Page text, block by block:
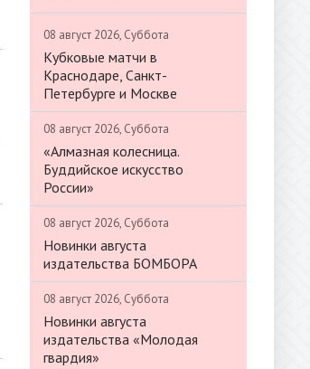
08 август 2026, Суббота
Кубковые матчи в
Краснодаре, Санкт-
Петербурге и Москве
08 август 2026, Суббота
«Алмазная колесница.
Буддийское искусство
России»
08 август 2026, Суббота
Новинки августа
издательства БОМБОРА
08 август 2026, Суббота
Новинки августа
издательства «Молодая
гвардия»